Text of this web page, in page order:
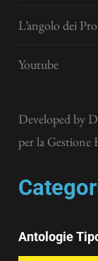
L’angolo dei Pro
Youtube
Developed by
per la Gestione
Antologie